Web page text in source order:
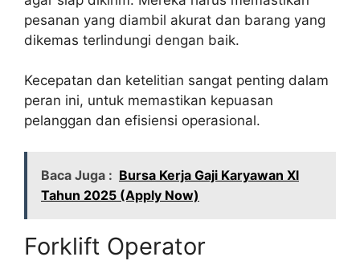
pesanan yang diambil akurat dan barang yang
dikemas terlindungi dengan baik.
Kecepatan dan ketelitian sangat penting dalam
peran ini, untuk memastikan kepuasan
pelanggan dan efisiensi operasional.
Baca Juga : Bursa Kerja Gaji Karyawan Xl
Tahun 2025 (Apply Now)
Forklift Operator